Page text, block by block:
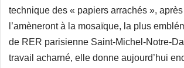
technique des « papiers arrachés »,
l’amèneront à la mosaïque, la plus
de RER parisienne Saint-Michel-Notre-
travail acharné, elle donne aujourd’hui